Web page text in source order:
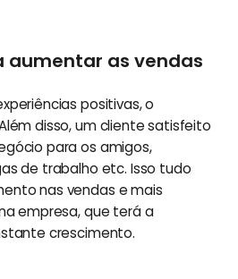
aumentar as vendas
positivas, o
disso, um cliente satisfeito
para os amigos,
de trabalho etc. Isso tudo
nas vendas e mais
empresa, que terá a
crescimento.